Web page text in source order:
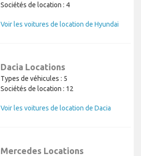
Sociétés de location : 4
Voir les voitures de location de Hyundai
Dacia Locations
Types de véhicules : 5
Sociétés de location : 12
Voir les voitures de location de Dacia
Mercedes Locations